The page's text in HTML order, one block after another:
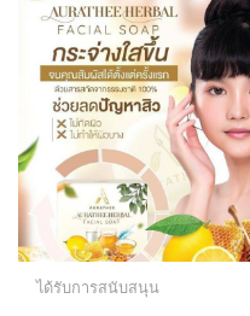
ได้รับการสนับสนุน